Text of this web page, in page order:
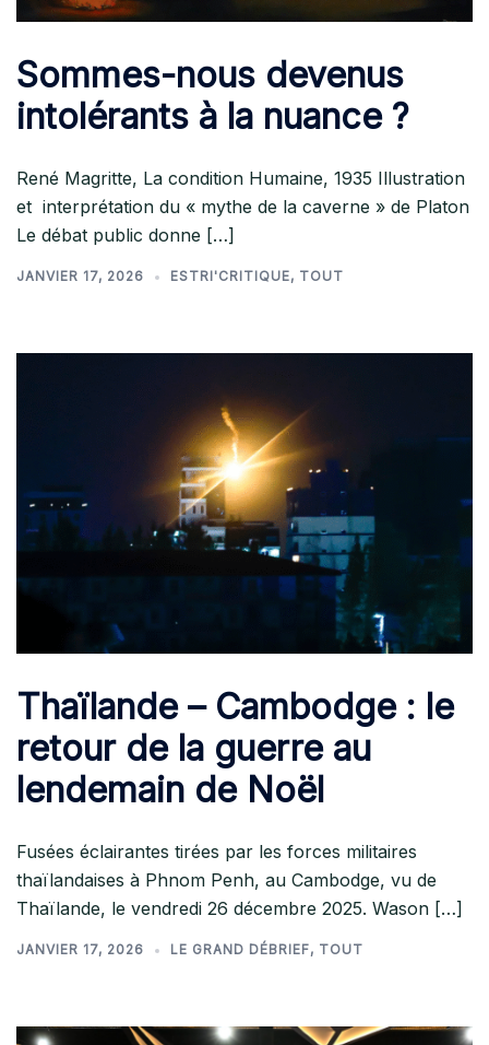
Sommes-nous devenus
intolérants à la nuance ?
René Magritte, La condition Humaine, 1935 Illustration
et interprétation du « mythe de la caverne » de Platon
Le débat public donne […]
JANVIER 17, 2026 ESTRI'CRITIQUE, TOUT
Thaïlande – Cambodge : le
retour de la guerre au
lendemain de Noël
Fusées éclairantes tirées par les forces militaires
thaïlandaises à Phnom Penh, au Cambodge, vu de
Thaïlande, le vendredi 26 décembre 2025. Wason […]
JANVIER 17, 2026 LE GRAND DÉBRIEF, TOUT